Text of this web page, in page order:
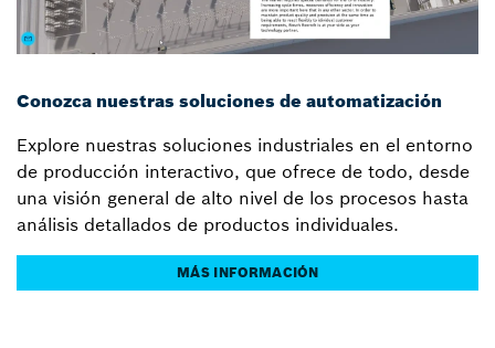
Conozca nuestras soluciones de automatización
Explore nuestras soluciones industriales en el entorno
de producción interactivo, que ofrece de todo, desde
una visión general de alto nivel de los procesos hasta
análisis detallados de productos individuales.
MÁS INFORMACIÓN